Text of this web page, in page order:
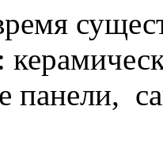
панели,